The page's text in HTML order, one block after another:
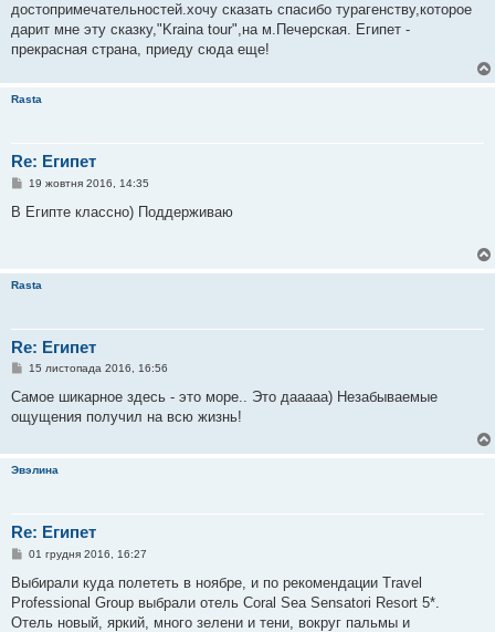
достопримечательностей.хочу сказать спасибо турагенству,которое
дарит мне эту сказку,"Kraina tour",на м.Печерская. Египет -
прекрасная страна, приеду сюда еще!
Rasta
Re: Египет
П
в
л
е
я
19 жовтня 2016, 14:35
В Египте классно) Поддерживаю
Rasta
Re: Египет
П
в
д
е
15 листопада 2016, 16:56
Самое шикарное здесь - это море.. Это дааааа) Незабываемые
ощущения получил на всю жизнь!
Эвэлина
Re: Египет
П
в
д
о
01 грудня 2016, 16:27
Выбирали куда полететь в ноябре, и по рекомендации Travel
Professional Group выбрали отель Coral Sea Sensatori Resort 5*.
Отель новый, яркий, много зелени и тени, вокруг пальмы и